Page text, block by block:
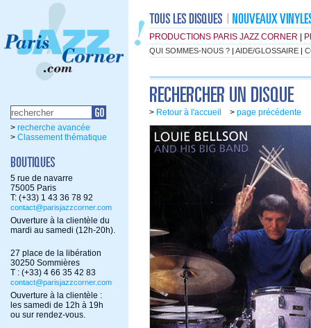
PRODUCTIONS PARIS JAZZ CORNER
QUI SOMMES-NOUS ? | AIDE/GLOSSAIRE |
> recherche avancée
> Classement thématique
5 rue de navarre
75005 Paris
T: (+33) 1 43 36 78 92
contact@parisjazzcorner.com
Ouverture à la clientèle du
mardi au samedi (12h-20h).
27 place de la libération
30250 Sommières
T : (+33) 4 66 35 42 83
contact@parisjazzcorner.com
Ouverture à la clientèle :
les samedi de 12h à 19h
ou sur rendez-vous.
> Retour à l'accueil > page précédente